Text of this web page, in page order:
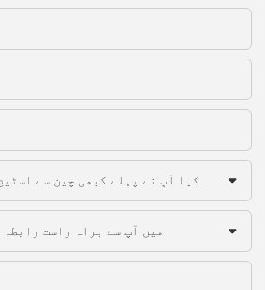
کیا آپ نے پہلے کبھی چین سے
میں آپ سے براہ راست